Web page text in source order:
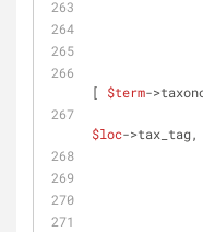
[ $term-
$loc->tax_tag,